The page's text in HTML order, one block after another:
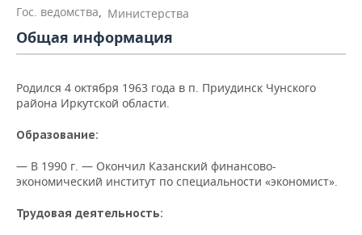
УДМУРТИЯ
НОВОСТИ АНАЛИТИКИ
КОРОЛИ ГОСЗАКАЗА ПФО
ВУЗЫ ТАТАРСТАНА
КОМУ ПРИНАДЛЕЖАТ
ТОРГОВЫЕ ЦЕНТРЫ
ЭКОНОМИКА
ФИНАНСЫ
БАНКИ
БЮДЖЕТ
ИНВЕСТИЦИИ
НОВОСТИ
ПРОМЫШЛЕННОСТИ
МАШИНОСТРОЕНИЕ
НЕДВИЖИМОСТЬ
НОВОСТИ НЕДВИЖИМОСТИ
АВТО
НОВОСТИ АВТО
БИЗНЕС
НОВОСТИ БИЗНЕСА
ТЕХНОЛОГИИ
Гос. ведомства, Министерства
Общая информация
Родился 4 октября 1963 года в п. Приудинск Чунского
района Иркутской области.
Образование:
— В 1990 г. — Окончил Казанский финансово-
экономический институт по специальности «экономист».
Трудовая деятельность: